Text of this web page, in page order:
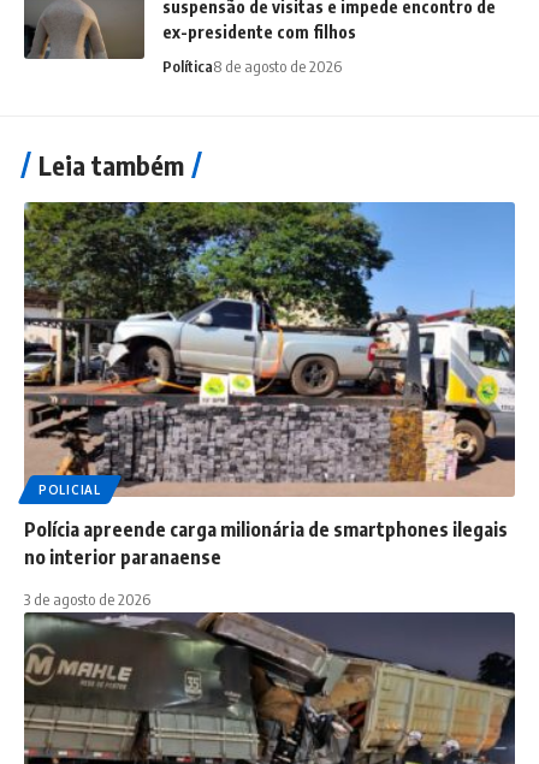
suspensão de visitas e impede encontro de
ex-presidente com filhos
Política8 de agosto de 2026
Leia também
POLICIAL
Polícia apreende carga milionária de smartphones ilegais
no interior paranaense
3 de agosto de 2026